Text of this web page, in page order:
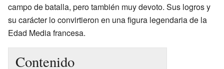
campo de batalla, pero también muy devoto. Sus logros y
su carácter lo convirtieron en una figura legendaria de la
Edad Media francesa.
Contenido